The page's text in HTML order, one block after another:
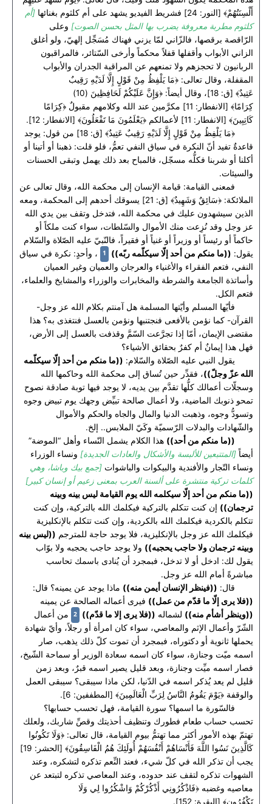
أَلْسِنَتُهُمْ﴾ [النور: 24] فشريط الفيديو يشهد على أم كلثوم بغنائها
[أم
كلثوم مطربة معروفة يضرب بها المثل بحسن الصوت] وعلى
الرّاقصة برقصها، فالزّاني لمّا يزني فهناك مُسَجِّل إلهيّ، ولو أغلق
الزاني الأبواب وأقفلها قفلاً محكماً وأرخى السّتائر، فالمراقبون
الربانيون لا تحجزهم ولا تمنعهم عن المراقبة الجدران والأبواب
المقفلة، وقال تعالى: ﴿مَا يَلْفِظُ مِنْ قَوْلٍ إِلَّا لَدَيْهِ رَقِيبٌ
عَتِيدٌ﴾ [ق: 18]، وقال أيضاً: ﴿وَإِنَّ عَلَيْكُمْ لَحَافِظِينَ (10)
كِرَامًا﴾ [الانفطار: 11] مكرَّمين عند الله وكلامهم مقبولٌ ﴿كِرَامًا
كَاتِبِينَ﴾ [الانفطار: 11] لأعمالكم ﴿يَعْلَمُونَ مَا تَفْعَلُونَ﴾ [الانفطار: 12].
﴿مَا يَلْفِظُ مِنْ قَوْلٍ إِلَّا لَدَيْهِ رَقِيبٌ عَتِيدٌ﴾ [ق: 18] من قول: يوجد
قاعدةٌ تفيد أنّ النكرة في سياق النفي تعمُّ، فلو قلت: ذهبنا أو أتينا أو
أكلنا أو شربنا فكلُّه مسجّل، فالمباح بعد ذلك يهمل وتبقى الحسنات
والسيئات.
فمعنى القيامة: قيامة الإنسان إلى محكمة الله، وقال تعالى عن
الملائكة: ﴿سَائِقٌ وَشَهِيدٌ﴾ [ق: 21] يسوقك أحدهم إلى المحكمة، ومعه
الذين سيشهدون عليك في محكمة الله، فتدخل وتقف بين يدي الله
عز وجل وقد نُزِعت منك الأموال والسّلطات، سواء كنت ملكاً أو
حاكماً أو رئيساً أو وزيراً أو غنياً أو فقيراً، فالنّبيّ عليه الصّلاة والسّلام
يقول: ((ما منكم من أحد إلّا سيكلّمه ربّه)) 1 ، وأحدٍ: نكرة في سياق
النفي، فتعم الفقراء والأغنياء والعرجان والعميان وغير العميان
وأساتذة الجامعة والشرطة والمخابرات والوزراء والمشايخ والعلماء،
فتعم الكل.
فأيّها المسلم وأيّتها المسلمة هل آمنتم بكلام الله عز وجل-
القرآن- كما نؤمن بالأفعى فنجتنبها ونؤمن بالعسل فنتغذى به؟ هذا
مقتضى الإيمان، أمّا إذا تجرَّعت السّمَّ وقذفت بالعسل إلى الأرض،
فهل هذا إيمانٌ أم كفرٌ بحقائق الأشياء؟
يقول النبي عليه الصّلاة والسّلام: ((ما منكم من أحد إلّا سيكلّمه
الله عزّ وجلّ))، فقدِّر حين تُساق إلى محكمة الله وحاكمها الله
وسجلّات أعمالك كلُّها تقدَّم بين يديه، لا يوجد فيها توبة صادقة نصوح
تمحو ذنوبك الماضية، ولا أعمال صالحة تبيِّض وجهك يوم تبيض وجوه
وتسودُّ وجوه، وذهبت الدنيا والمال والجاه والحكم والأموال
والشّهادات والبدلات الرّسميّة وكَيّ الملابس.. إلخ.
((ما منكم من أحد)) هذا الكلام يشمل النّساء وأهل “الموضة”
أيضاً [المتتبعين للألبسة والأشكال والعادات الجديدة] ونساء الوزراء
ونساء التّجار والأفندية والبيكوات والباشوات [جمع بيك وباشا، وهي
كلمات تركية منتشرة على ألسنة العرب بمعنى زعيم أو إنسان كبير]
((ما منكم من أحد إلّا سيكلمه الله يوم القيامة ليس بينه وبينه
ترجمان)) إن كنت تتكلم بالتركية فيكلمك الله بالتركية، وإن كنت
تتكلم بالكردية فيكلمك الله بالكردية، وإن كنت تتكلم بالإنكليزية
فيكلمك الله عز وجل بالإنكليزية، فلا يوجد حاجة للمترجم ((ليس بينه
وبينه ترجمان ولا حاجب يحجبه)) ولا يوجد حاجب يحجبه ولا بوّاب
يقول لك: ادخل أو لا تدخل، فبمجرد أن يُنادى باسمك تحاسب
مباشرةً أمام الله عز وجل.
قال: ((فينظر الإنسان أيمن منه)) ماذا يوجد عن يمينه؟ قال:
((فلا يرى إلّا ما قدّم من عمل)) فيرى أعماله الصالحة عن يمينه
((وينظر أشأم منه)) لشماله ((فلا يرى إلا ما قدّم)) 2 من أعمال
الشّرّ وأعمال الإثم والمعاصي، سواء كان امرأة أو رجلاً، وأيّ شهادة
يحملها ثانوية أو دكتوراه، فبمجرد أن تموت كلّ ذلك يذهب، صار
اسمه ميّت وجنازة، سواء كان اسمه سعادة الوزير أو سماحة الشّيخ،
فصار اسمه ميِّت وجنازة، وبعد قليل يصير اسمه قبرٌ، وبعد زمن
قليل لم يعد يُذكر اسمه في الدّنيا، لكن ماذا سيبقى؟ سيبقى العمل
والوقفة ﴿يَوْمَ يَقُومُ النَّاسُ لِرَبِّ الْعَالَمِينَ﴾ [المطففين: 6].
فالسّورة ما اسمها؟ سورة القيامة، فهل تحسب حسابها؟
تحسب حساب طعام فطورك وتنظيف أحذيتك وقصِّ شاربك، ولعلك
تهتمّ بهذه الأمور أكثر مما تهتمُّ بيوم القيامة، قال تعالى: ﴿وَلَا تَكُونُوا
كَالَّذِينَ نَسُوا اللَّهَ فَأَنْسَاهُمْ أَنْفُسَهُمْ أُولَئِكَ هُمُ الْفَاسِقُونَ﴾ [الحشر: 19]
يجب أن تذكر الله في كلّ شيء، فعند النِّعم تذكره لتشكره، وعند
الشهوات تذكره لتقف عند حدوده، وعند المعاصي تذكره لتبتعد عن
معاصيه وغضبه ﴿فَاذْكُرُونِي أَذْكُرْكُمْ وَاشْكُرُوا لِي وَلَا
تَكْفُرُونِ﴾ [البقرة: 152].